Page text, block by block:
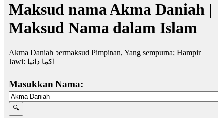
Maksud nama Akma Daniah |
Maksud Nama dalam Islam
Akma Daniah bermaksud Pimpinan, Yang sempurna; Hampir
Jawi: اكما دانيا
Masukkan Nama: